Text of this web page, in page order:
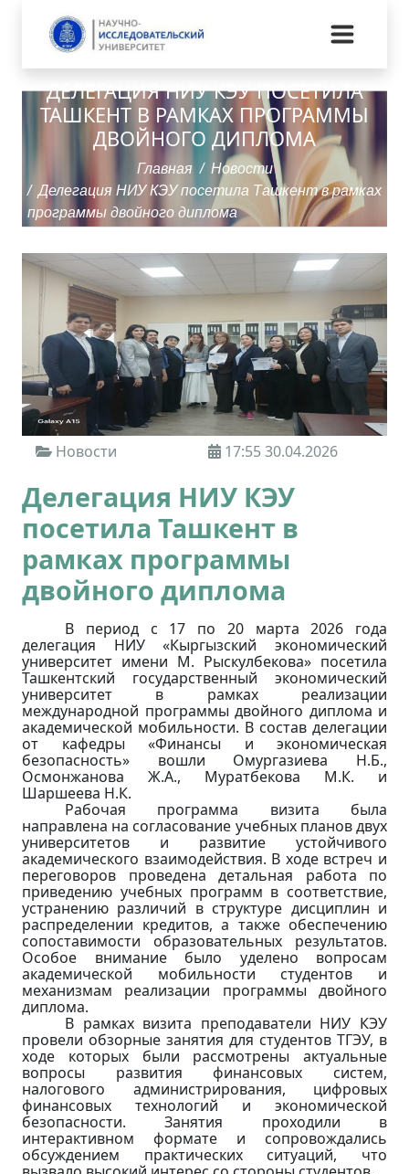
ДЕЛЕГАЦИЯ НИУ КЭУ ПОСЕТИЛА
ТАШКЕНТ В РАМКАХ ПРОГРАММЫ
ДВОЙНОГО ДИПЛОМА
Главная
Новости
Делегация НИУ КЭУ посетила Ташкент в рамках
программы двойного диплома
Новости 17:55 30.04.2026
Делегация НИУ КЭУ
посетила Ташкент в
рамках программы
двойного диплома
В период с 17 по 20 марта 2026 года
делегация НИУ «Кыргызский экономический
университет имени М. Рыскулбекова» посетила
Ташкентский государственный экономический
университет в рамках реализации
международной программы двойного диплома и
академической мобильности. В состав делегации
от кафедры «Финансы и экономическая
безопасность» вошли Омургазиева Н.Б.,
Осмонжанова Ж.А., Муратбекова М.К. и
Шаршеева Н.К.
Рабочая программа визита была
направлена на согласование учебных планов двух
университетов и развитие устойчивого
академического взаимодействия. В ходе встреч и
переговоров проведена детальная работа по
приведению учебных программ в соответствие,
устранению различий в структуре дисциплин и
распределении кредитов, а также обеспечению
сопоставимости образовательных результатов.
Особое внимание было уделено вопросам
академической мобильности студентов и
механизмам реализации программы двойного
диплома.
В рамках визита преподаватели НИУ КЭУ
провели обзорные занятия для студентов ТГЭУ, в
ходе которых были рассмотрены актуальные
вопросы развития финансовых систем,
налогового администрирования, цифровых
финансовых технологий и экономической
безопасности. Занятия проходили в
интерактивном формате и сопровождались
обсуждением практических ситуаций, что